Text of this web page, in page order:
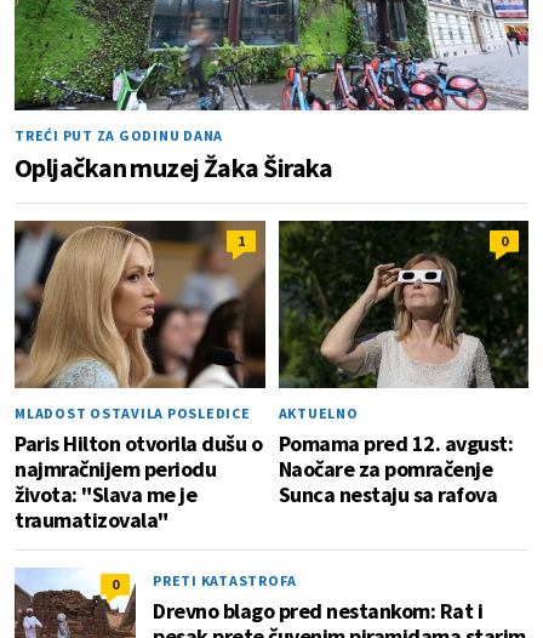
TREĆI PUT ZA GODINU DANA
Opljačkan muzej Žaka Širaka
1
MLADOST OSTAVILA POSLEDICE
Paris Hilton otvorila dušu o
najmračnijem periodu
života: "Slava me je
traumatizovala"
0
AKTUELNO
Pomama pred 12. avgust:
Naočare za pomračenje
Sunca nestaju sa rafova
0 PRETI KATASTROFA
Drevno blago pred nestankom: Rat i